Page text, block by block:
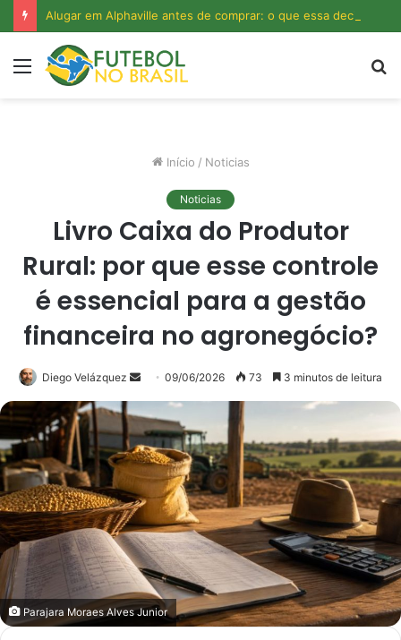
Menu
Início / Noticias
Noticias
Livro Caixa do Produtor
Rural: por que esse controle
é essencial para a gestão
financeira no agronegócio?
Diego Velázquez
Mande
um
e-
mail
09/06/2026 73 3 minutos de leitura
Parajara Moraes Alves Junior